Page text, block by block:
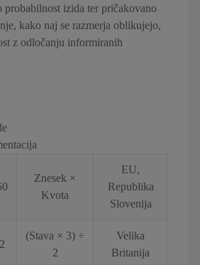
probabilnost izida ter pričakovano
kako naj se razmerja oblikujejo,
z odločanju informiranih
Znesek ×
Kvota
EU,
Republika
Slovenija
(Stava × 3) ÷
2
Velika
Britanija